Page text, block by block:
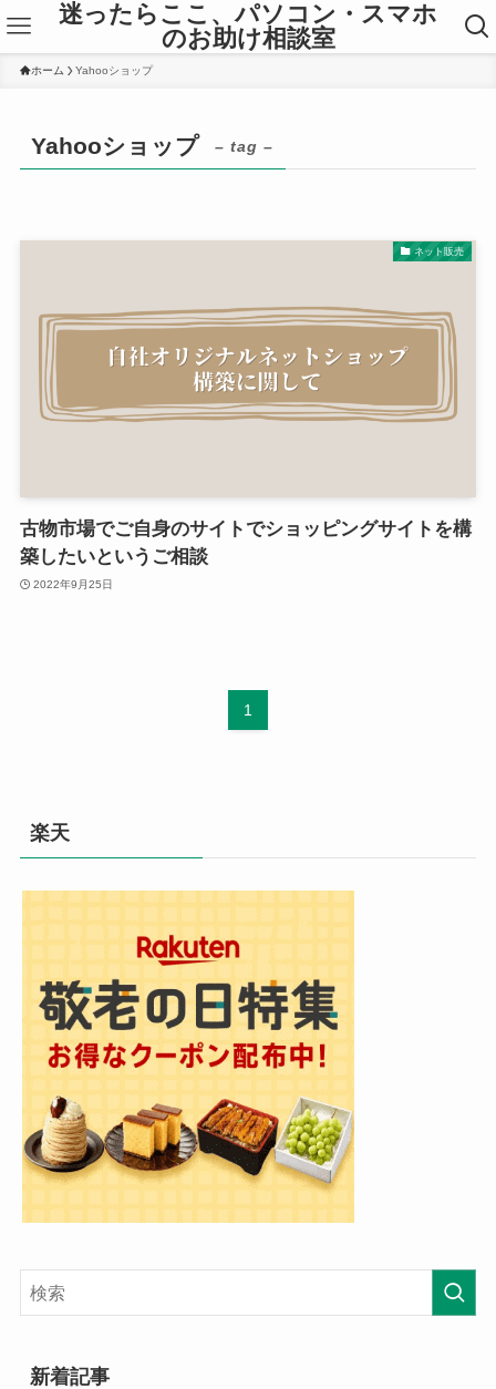
迷ったらここ、パソコン・スマホ
のお助け相談室
ホーム Yahooショップ
Yahooショップ – tag –
ネット販売
古物市場でご自身のサイトでショッピングサイトを構
築したいというご相談
2022年9月25日
1
楽天
新着記事